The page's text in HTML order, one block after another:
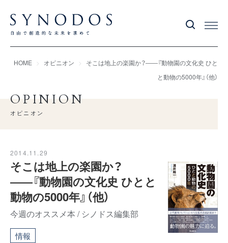
HOME オピニオン
そこは地上の楽園か？――『動物園の文化史 ひと
と動物の5000年』（他）
OPINION
オピニオン
2014.11.29
そこは地上の楽園か？
――『動物園の文化史 ひとと
動物の5000年』（他）
今週のオススメ本 / シノドス編集部
情報